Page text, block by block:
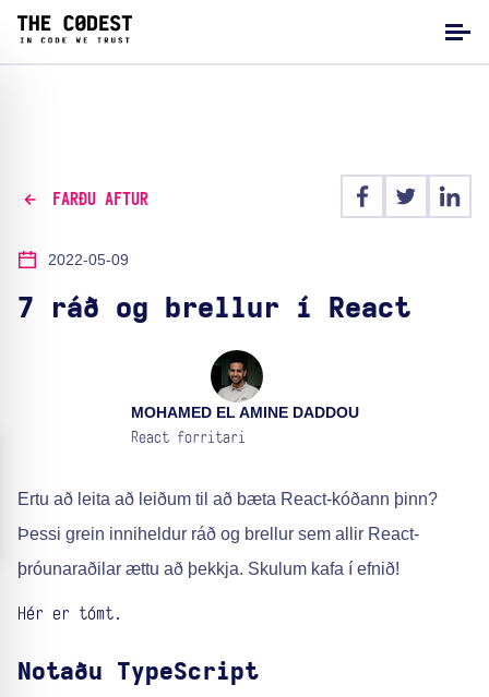
FARÐU AFTUR
2022-05-09
7 ráð og brellur í React
MOHAMED EL AMINE DADDOU
React forritari
Ertu að leita að leiðum til að bæta React-kóðann þinn?
Þessi grein inniheldur ráð og brellur sem allir React-
þróunaraðilar ættu að þekkja. Skulum kafa í efnið!
Hér er tómt.
Notaðu TypeScript